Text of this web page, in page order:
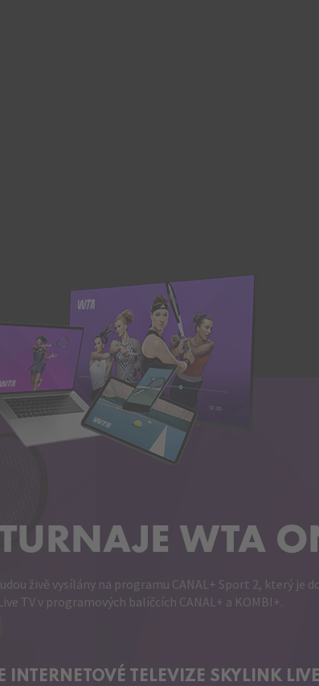
TURNAJE WTA
živě vysílány na programu CANAL+ Sport 2, který je
TV v programových balíčcích CANAL+ a KOMBI+.
INTERNETOVÉ TELEVIZE SKYLINK